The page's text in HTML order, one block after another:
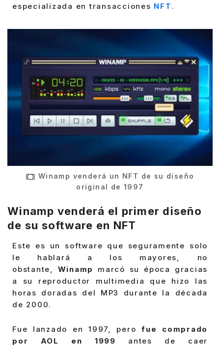
especializada en transacciones NFT .
Winamp venderá un NFT de su diseño
original de 1997
Winamp venderá el primer diseño
de su software en NFT
Este es un software que seguramente solo
le hablará a los mayores, no
obstante, Winamp
marcó su época gracias
a su reproductor multimedia que hizo las
horas doradas del MP3 durante la década
de 2000.
Fue lanzado en 1997, perofue comprado
por AOL en 1999 antes de caer